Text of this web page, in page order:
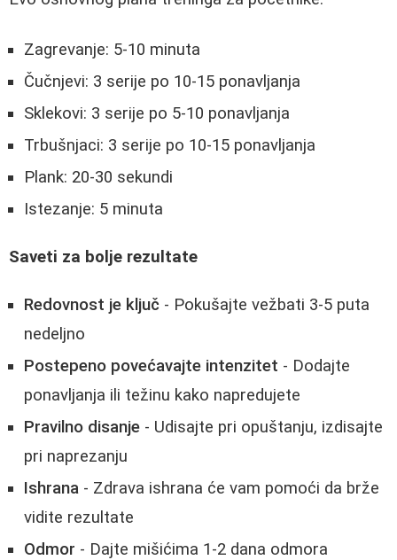
Zagrevanje: 5-10 minuta
Čučnjevi: 3 serije po 10-15 ponavljanja
Sklekovi: 3 serije po 5-10 ponavljanja
Trbušnjaci: 3 serije po 10-15 ponavljanja
Plank: 20-30 sekundi
Istezanje: 5 minuta
Saveti za bolje rezultate
Redovnost je ključ - Pokušajte vežbati 3-5 puta
nedeljno
Postepeno povećavajte intenzitet - Dodajte
ponavljanja ili težinu kako napredujete
Pravilno disanje - Udisajte pri opuštanju, izdisajte
pri naprezanju
Ishrana - Zdrava ishrana će vam pomoći da brže
vidite rezultate
Odmor - Dajte mišićima 1-2 dana odmora